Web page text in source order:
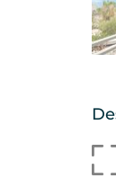
El
-